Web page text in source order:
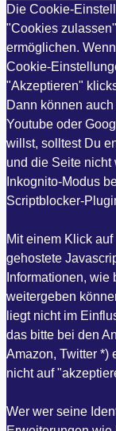
Die Cookie-
"Cookies
ermöglichen.
Cookie-
"Akzeptieren"
Dann können
Youtube oder
willst, solltest Du
und die Seite nicht
Inkognito-Modus
Scriptblocker-
Mit einem Klick
gehostete
Informationen,
weitergeben
liegt nicht im
das bitte bei den
Amazon, Twitter *)
nicht auf
Wer wer seine